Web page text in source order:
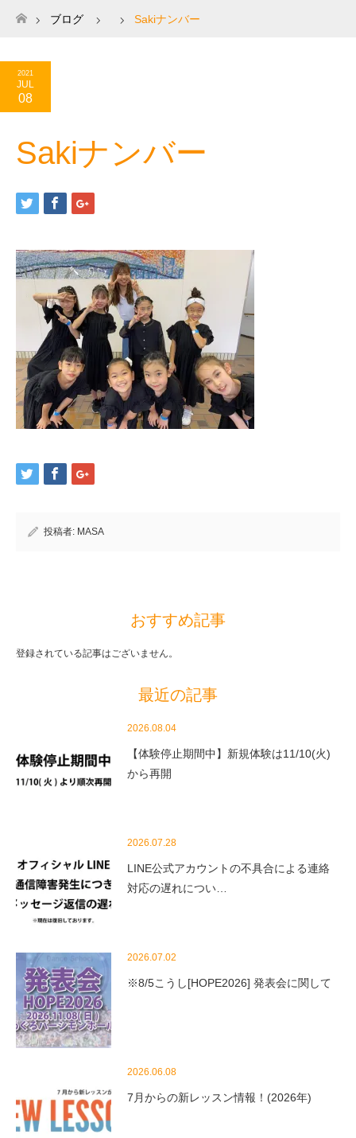
ホーム
ブログ Sakiナンバー
2021
JUL
08
Sakiナンバー
投稿者: MASA
おすすめ記事
登録されている記事はございません。
最近の記事
2026.08.04
【体験停止期間中】新規体験は11/10(火)
から再開
2026.07.28
LINE公式アカウントの不具合による連絡
対応の遅れについ…
2026.07.02
※8/5こうし[HOPE2026] 発表会に関して
2026.06.08
7月からの新レッスン情報！(2026年)